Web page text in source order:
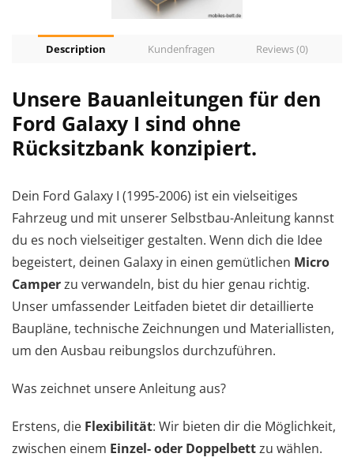
Description Kundenfragen Reviews (0)
Unsere Bauanleitungen für den
Ford Galaxy I sind ohne
Rücksitzbank konzipiert.
Dein Ford Galaxy I (1995-2006) ist ein vielseitiges
Fahrzeug und mit unserer Selbstbau-Anleitung kannst
du es noch vielseitiger gestalten. Wenn dich die Idee
begeistert, deinen Galaxy in einen gemütlichen Micro
Camperzu verwandeln, bist du hier genau richtig.
Unser umfassender Leitfaden bietet dir detaillierte
Baupläne, technische Zeichnungen und Materiallisten,
um den Ausbau reibungslos durchzuführen.
Was zeichnet unsere Anleitung aus?
Erstens, die Flexibilität: Wir bieten dir die Möglichkeit,
zwischen einem Einzel- oder Doppelbettzu wählen.